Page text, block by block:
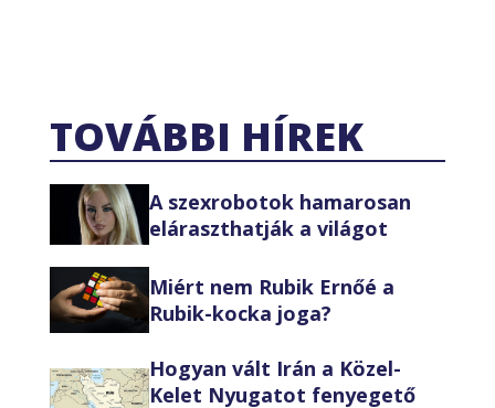
TOVÁBBI HÍREK
A szexrobotok hamarosan
eláraszthatják a világot
Miért nem Rubik Ernőé a
Rubik-kocka joga?
Hogyan vált Irán a Közel-
Kelet Nyugatot fenyegető